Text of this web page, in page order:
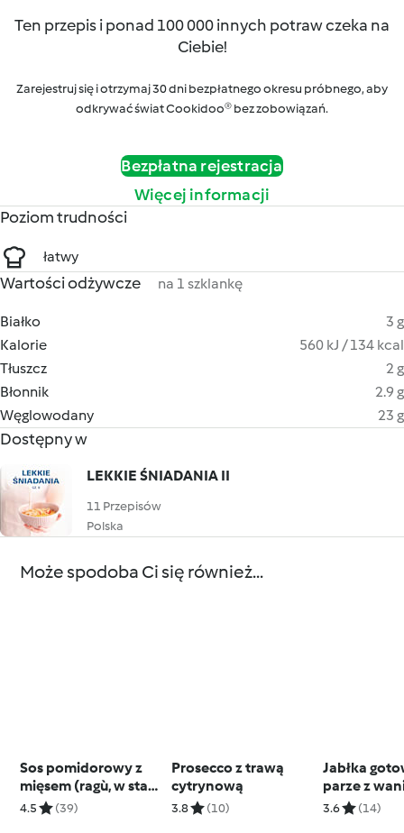
Ten przepis i ponad 100 000 innych potraw czeka na
Ciebie!
Zarejestruj się i otrzymaj 30 dni bezpłatnego okresu próbnego, aby
odkrywać świat Cookidoo® bez zobowiązań.
Bezpłatna rejestracja
Więcej informacji
Poziom trudności
łatwy
Wartości odżywcze na 1 szklankę
Białko
3 g
Kalorie
560 kJ / 134 kcal
Tłuszcz
2 g
Błonnik
2.9 g
Węglowodany
23 g
Dostępny w
LEKKIE ŚNIADANIA II
11 Przepisów
Polska
Może spodoba Ci się również...
Sos pomidorowy z
mięsem (ragù, w stacji
Thermomix Friend®)
4.5 (39)
Prosecco z trawą
cytrynową
3.8 (10)
Jabłka
parze z
sosem
3.6 (14)